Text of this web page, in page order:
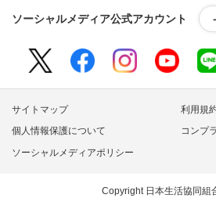
ソーシャルメディア公式アカウント
サイトマップ
利用規
個人情報保護について
コンプ
ソーシャルメディアポリシー
Copyright 日本生活協同組